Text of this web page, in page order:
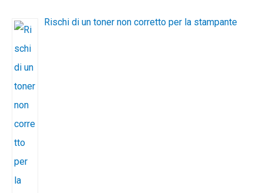
Rischi di un toner non corretto per la stampante